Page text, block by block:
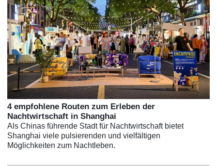
4 empfohlene Routen zum Erleben der
Nachtwirtschaft in Shanghai
Als Chinas führende Stadt für Nachtwirtschaft bietet
Shanghai viele pulsierenden und vielfältigen
Möglichkeiten zum Nachtleben.